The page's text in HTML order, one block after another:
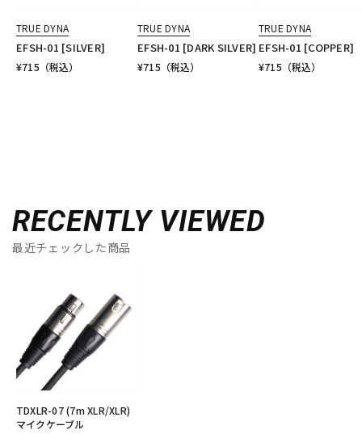
TRUE DYNA
EFSH-01 [SILVER]
¥715 （税込）
TRUE DYNA
EFSH-01 [DARK SILVER]
¥715 （税込）
TRUE DYNA
EFSH-01 [COPPER]
¥715 （税込）
RECENTLY VIEWED
最近チェックした商品
TDXLR-07 (7m XLR/XLR)
マイクケーブル